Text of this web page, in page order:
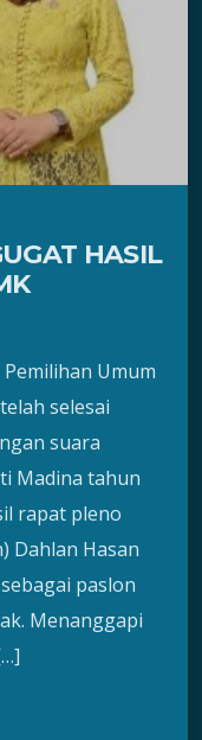
HASIL
Umum
selesai
suara
Madina tahun
rapat pleno
Dahlan Hasan
paslon
Menanggapi